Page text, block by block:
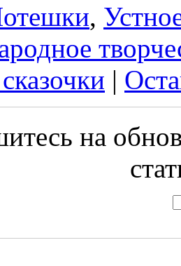
,
|
на